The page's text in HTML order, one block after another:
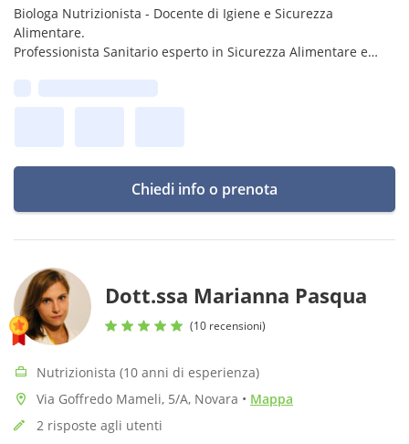
Biologa Nutrizionista - Docente di Igiene e Sicurezza
Alimentare.
Professionista Sanitario esperto in Sicurezza Alimentare e
Chiedi info o prenota
Dott.ssa Marianna Pasqua
(10 recensioni)
Nutrizionista (10 anni di esperienza)
Via Goffredo Mameli, 5/A, Novara • Mappa
2 risposte agli utenti